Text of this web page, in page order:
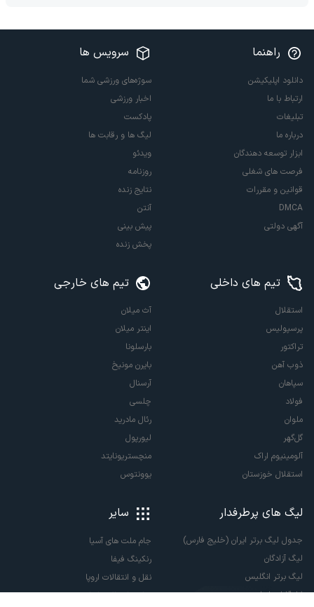
راهنما
دانلود اپلیکیشن
ارتباط با ما
تبلیغات
درباره ما
ابزار توسعه دهندگان
فرصت های شغلی
قوانین و مقررات
DMCA
آگهی دولتی
سرویس ها
سوژه‌های ورزشی شما
اخبار ورزشی
پادکست
لیگ ها و رقابت ها
ویدئو
روزنامه
نتایج زنده
آنتن
پیش بینی
پخش زنده
تیم های داخلی
استقلال
پرسپولیس
تراکتور
ذوب آهن
سپاهان
فولاد
ملوان
گل‌گهر
آلومینیوم اراک
استقلال خوزستان
تیم های خارجی
آث میلان
اینتر میلان
بارسلونا
بایرن مونیخ
آرسنال
چلسی
رئال مادرید
لیورپول
منچستریونایتد
یوونتوس
لیگ های پرطرفدار
جدول لیگ برتر ایران (خلیج فارس)
لیگ آزادگان
لیگ برتر انگلیس
لالیگا اسپانیا
سایر
جام ملت های آسیا
رنکینگ فیفا
نقل و انتقالات اروپا
نقل و انتقالات ایران